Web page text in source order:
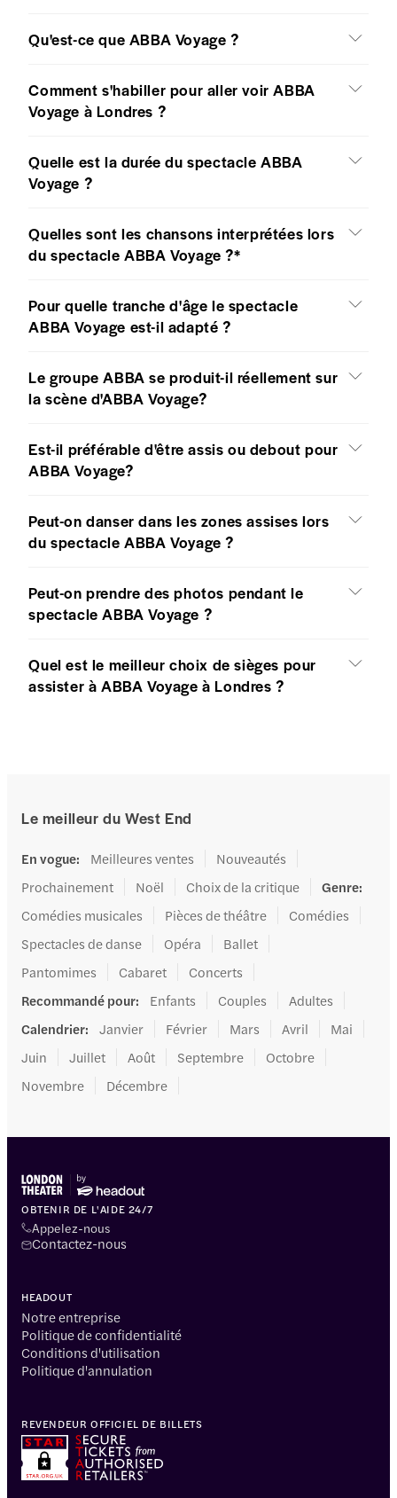
Qu'est-ce que ABBA Voyage ?
Comment s'habiller pour aller voir ABBA
Voyage à Londres ?
Quelle est la durée du spectacle ABBA
Voyage ?
Quelles sont les chansons interprétées lors
du spectacle ABBA Voyage ?*
Pour quelle tranche d'âge le spectacle
ABBA Voyage est-il adapté ?
Le groupe ABBA se produit-il réellement sur
la scène d'ABBA Voyage?
Est-il préférable d'être assis ou debout pour
ABBA Voyage?
Peut-on danser dans les zones assises lors
du spectacle ABBA Voyage ?
Peut-on prendre des photos pendant le
spectacle ABBA Voyage ?
Quel est le meilleur choix de sièges pour
assister à ABBA Voyage à Londres ?
Le meilleur du West End
En vogue: Meilleures ventes
Nouveautés
Prochainement
Noël Choix de la critique Genre:
Comédies musicales
Pièces de théâtre
Comédies
Spectacles de danse
Opéra
Ballet
Pantomimes
Cabaret
Concerts
Recommandé pour: Enfants Couples
Adultes
Calendrier: Janvier Février Mars Avril
Mai
Juin
Juillet Août Septembre
Octobre
Novembre
Décembre
OBTENIR DE L'AIDE 24/7
Appelez-nous
Contactez-nous
HEADOUT
Notre entreprise
Politique de confidentialité
Conditions d'utilisation
Politique d'annulation
REVENDEUR OFFICIEL DE BILLETS